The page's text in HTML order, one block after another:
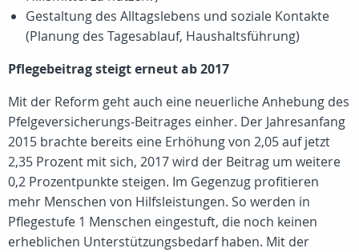
Gestaltung des Alltagslebens und soziale Kontakte
(Planung des Tagesablauf, Haushaltsführung)
Pflegebeitrag steigt erneut ab 2017
Mit der Reform geht auch eine neuerliche Anhebung des
Pfelgeversicherungs-Beitrages einher. Der Jahresanfang
2015 brachte bereits eine Erhöhung von 2,05 auf jetzt
2,35 Prozent mit sich, 2017 wird der Beitrag um weitere
0,2 Prozentpunkte steigen. Im Gegenzug profitieren
mehr Menschen von Hilfsleistungen. So werden in
Pflegestufe 1 Menschen eingestuft, die noch keinen
erheblichen Unterstützungsbedarf haben. Mit der